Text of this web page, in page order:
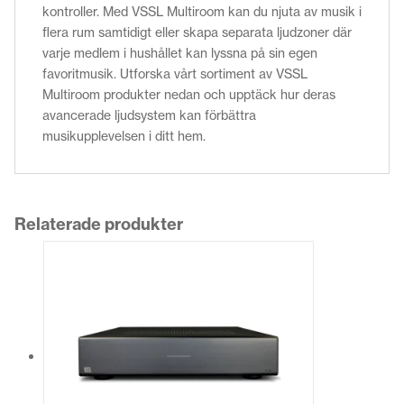
kontroller. Med VSSL Multiroom kan du njuta av musik i
flera rum samtidigt eller skapa separata ljudzoner där
varje medlem i hushållet kan lyssna på sin egen
favoritmusik. Utforska vårt sortiment av VSSL
Multiroom produkter nedan och upptäck hur deras
avancerade ljudsystem kan förbättra
musikupplevelsen i ditt hem.
Relaterade produkter